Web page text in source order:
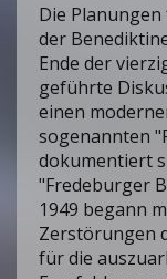
Die
der
Ende der
geführte
einen
sogenannten
dokumentiert
"Fredeburger
1949 begann
Zerstörungen
für die